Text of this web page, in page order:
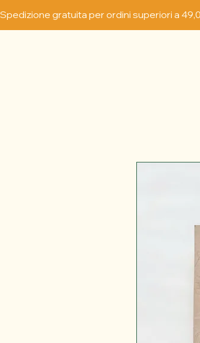
Spedizione gratuita per ordini superiori a